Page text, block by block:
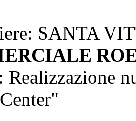
SANTA
Realizzazione